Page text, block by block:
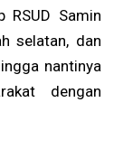
Samin
selatan, dan
nantinya
dengan